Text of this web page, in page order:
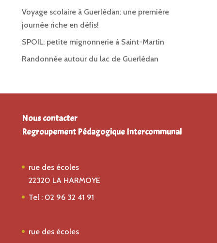
Voyage scolaire à Guerlédan: une première
journée riche en défis!
SPOIL: petite mignonnerie à Saint-Martin
Randonnée autour du lac de Guerlédan
Nous contacter
Regroupement Pédagogique Intercommunal
rue des écoles
22320 LA HARMOYE
Tel : 02 96 32 41 91
rue des écoles